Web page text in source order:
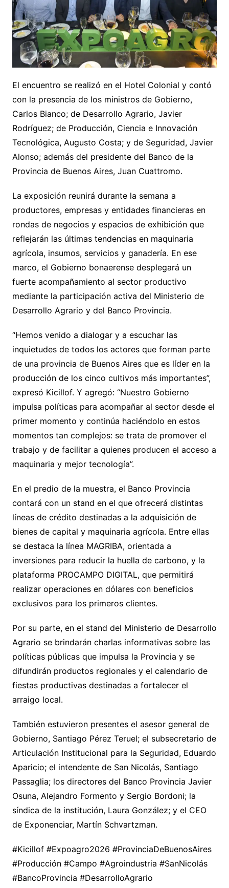
El encuentro se realizó en el Hotel Colonial y contó
con la presencia de los ministros de Gobierno,
Carlos Bianco; de Desarrollo Agrario, Javier
Rodríguez; de Producción, Ciencia e Innovación
Tecnológica, Augusto Costa; y de Seguridad, Javier
Alonso; además del presidente del Banco de la
Provincia de Buenos Aires, Juan Cuattromo.
La exposición reunirá durante la semana a
productores, empresas y entidades financieras en
rondas de negocios y espacios de exhibición que
reflejarán las últimas tendencias en maquinaria
agrícola, insumos, servicios y ganadería. En ese
marco, el Gobierno bonaerense desplegará un
fuerte acompañamiento al sector productivo
mediante la participación activa del Ministerio de
Desarrollo Agrario y del Banco Provincia.
“Hemos venido a dialogar y a escuchar las
inquietudes de todos los actores que forman parte
de una provincia de Buenos Aires que es líder en la
producción de los cinco cultivos más importantes”,
expresó Kicillof. Y agregó: “Nuestro Gobierno
impulsa políticas para acompañar al sector desde el
primer momento y continúa haciéndolo en estos
momentos tan complejos: se trata de promover el
trabajo y de facilitar a quienes producen el acceso a
maquinaria y mejor tecnología”.
En el predio de la muestra, el Banco Provincia
contará con un stand en el que ofrecerá distintas
líneas de crédito destinadas a la adquisición de
bienes de capital y maquinaria agrícola. Entre ellas
se destaca la línea MAGRIBA, orientada a
inversiones para reducir la huella de carbono, y la
plataforma PROCAMPO DIGITAL, que permitirá
realizar operaciones en dólares con beneficios
exclusivos para los primeros clientes.
Por su parte, en el stand del Ministerio de Desarrollo
Agrario se brindarán charlas informativas sobre las
políticas públicas que impulsa la Provincia y se
difundirán productos regionales y el calendario de
fiestas productivas destinadas a fortalecer el
arraigo local.
También estuvieron presentes el asesor general de
Gobierno, Santiago Pérez Teruel; el subsecretario de
Articulación Institucional para la Seguridad, Eduardo
Aparicio; el intendente de San Nicolás, Santiago
Passaglia; los directores del Banco Provincia Javier
Osuna, Alejandro Formento y Sergio Bordoni; la
síndica de la institución, Laura González; y el CEO
de Exponenciar, Martín Schvartzman.
#Kicillof #Expoagro2026 #ProvinciaDeBuenosAires
#Producción #Campo #Agroindustria #SanNicolás
#BancoProvincia #DesarrolloAgrario